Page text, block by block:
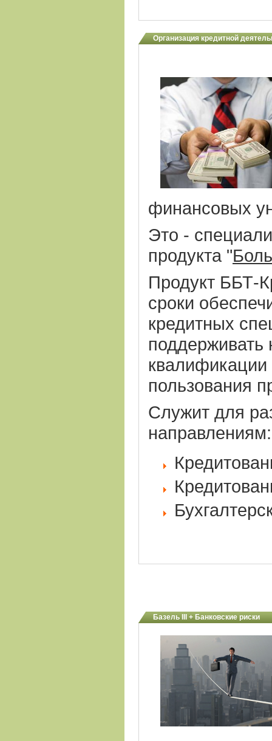
Организация кредитной
финансовых
Это -
продукта "
Продукт ББТ-
сроки
кредитных
квалификации
пользования
Служит для
направлениям:
Базель III + Банковские риски